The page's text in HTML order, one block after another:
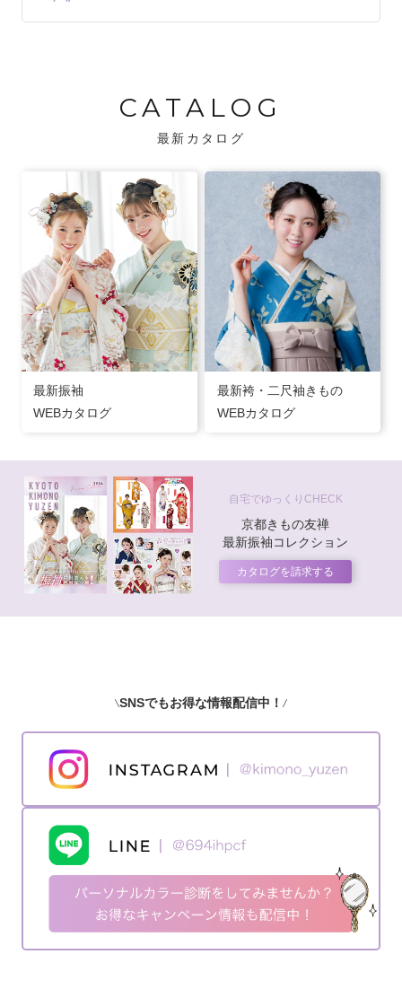
・振袖コンシェルジュが、振袖に合う小物や
バッグでお嬢様らしいコーディネートをご
CATALOG
最新カタログ
最新振袖
WEBカタログ
最新袴・二尺袖きもの
WEBカタログ
自宅でゆっくりCHECK
京都きもの友禅
最新振袖コレクション
カタログを請求する
SNSでもお得な情報配信中！